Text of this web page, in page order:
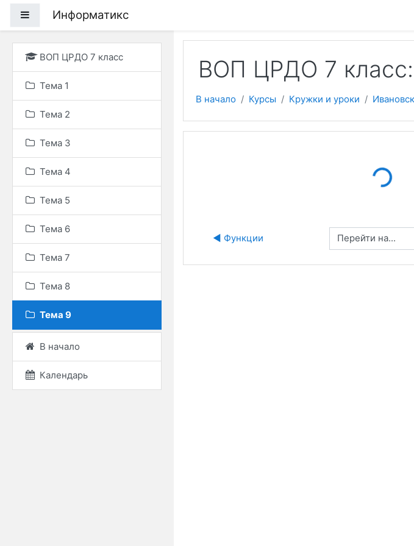
Боковая панель
Информатикс
ВОП ЦРДО 7 класс
Тема 1
Тема 2
Тема 3
Тема 4
Тема 5
Тема 6
Тема 7
Тема 8
Тема 9
В начало
Календарь
ВОП ЦРДО 7
В начало Курсы Кружки и уроки
Loading...
◀︎ Функции Перейти на...